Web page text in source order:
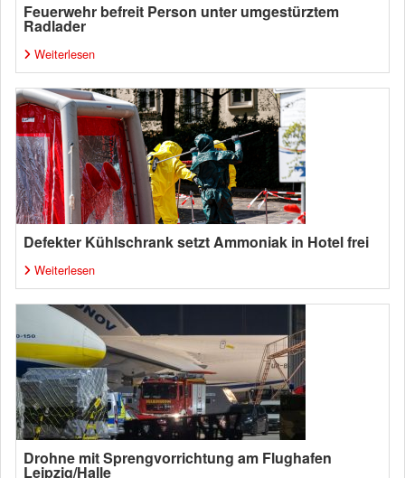
Feuerwehr befreit Person unter umgestürztem
Radlader
Weiterlesen
Defekter Kühlschrank setzt Ammoniak in Hotel frei
Weiterlesen
Drohne mit Sprengvorrichtung am Flughafen
Leipzig/Halle